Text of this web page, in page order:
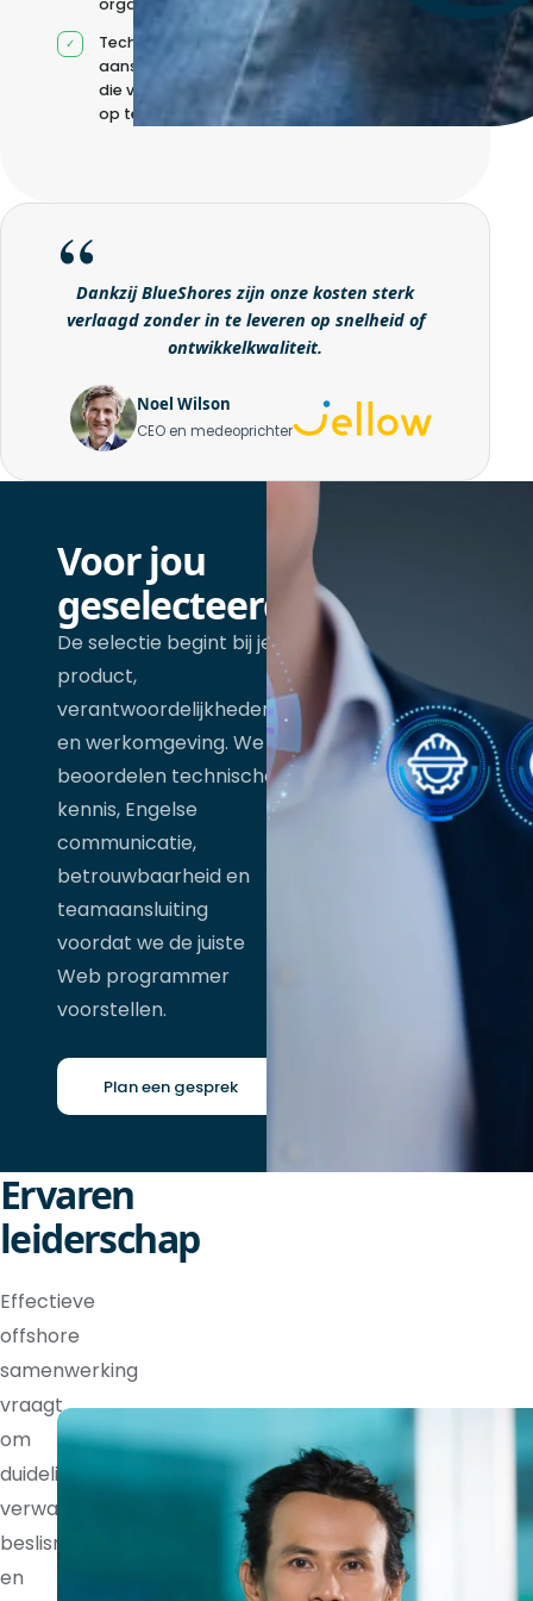
organisatie
Technische
aansturing zonder
die volledig intern
op te bouwen
Dankzij BlueShores zijn onze kosten sterk
verlaagd zonder in te leveren op snelheid of
ontwikkelkwaliteit.
Noel Wilson
CEO en medeoprichter
Voor jou
geselecteerd
De selectie begint bij je
product,
verantwoordelijkheden
en werkomgeving. We
beoordelen technische
kennis, Engelse
communicatie,
betrouwbaarheid en
teamaansluiting
voordat we de juiste
Web programmer
voorstellen.
Plan een gesprek
Ervaren
leiderschap
Effectieve
offshore
samenwerking
vraagt
om
duidelijke
verwachtingen,
beslisrechten
en